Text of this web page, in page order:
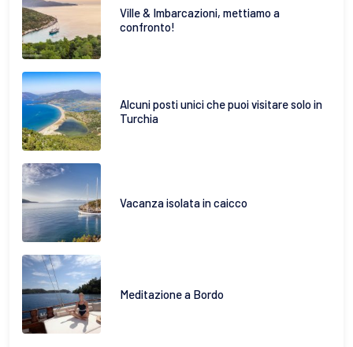
Ville & Imbarcazioni, mettiamo a
confronto!
Alcuni posti unici che puoi visitare solo in
Turchia
Vacanza isolata in caicco
Meditazione a Bordo